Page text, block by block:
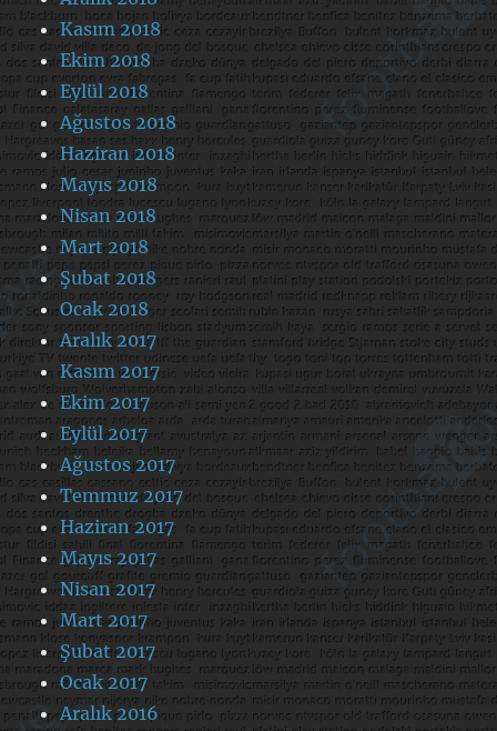
Kasım 2018
Ekim 2018
Eylül 2018
Ağustos 2018
Haziran 2018
Mayıs 2018
Nisan 2018
Mart 2018
Şubat 2018
Ocak 2018
Aralık 2017
Kasım 2017
Ekim 2017
Eylül 2017
Ağustos 2017
Temmuz 2017
Haziran 2017
Mayıs 2017
Nisan 2017
Mart 2017
Şubat 2017
Ocak 2017
Aralık 2016